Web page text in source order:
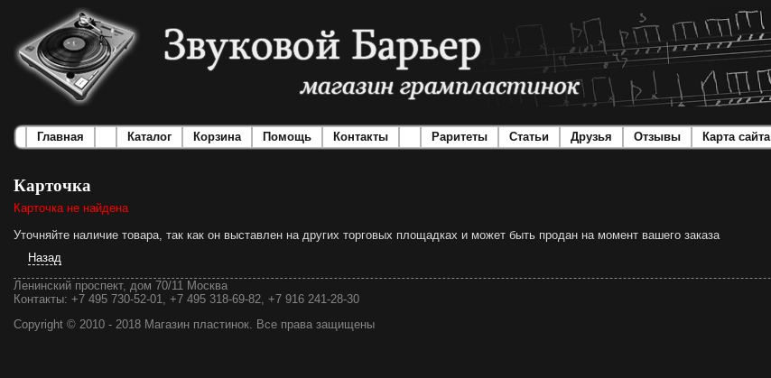
Главная Каталог Корзина Помощь Контакты Раритеты Статьи Друзья Отзывы Карта сайта
Карточка
Карточка не найдена
Уточняйте наличие товара, так как он выставлен на других торговых площадках и может быть продан на момент вашего заказа
Назад
Ленинский проспект, дом 70/11 Москва
Контакты: +7 495 730-52-01, +7 495 318-69-82, +7 916 241-28-30
Copyright © 2010 - 2018 Магазин пластинок. Все права защищены